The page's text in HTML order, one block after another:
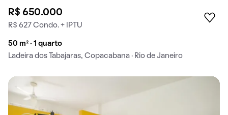
R$ 650.000
R$ 627 Condo. + IPTU
50 m² · 1 quarto
Ladeira dos Tabajaras, Copacabana · Rio de Janeiro